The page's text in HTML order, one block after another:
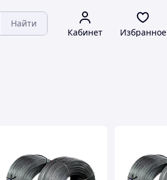
Найти
Кабинет Избранное